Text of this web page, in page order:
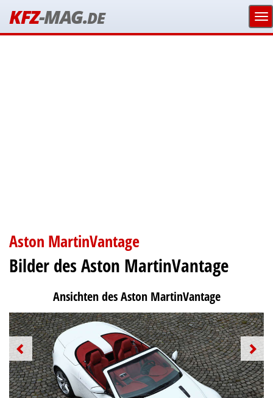
KFZ-MAG.DE
Aston MartinVantage
Bilder des Aston MartinVantage
Ansichten des Aston MartinVantage